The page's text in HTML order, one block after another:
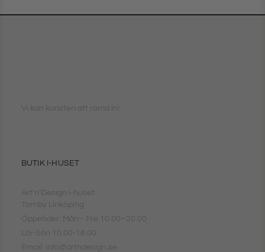
Vi kan konsten att rama in!
BUTIK I-HUSET
Art'n'Design i-huset
Tornby Linköping
Öppetider: Mån– Fre 10.00–20.00
Lör-Sön 10.00-18.00
Email: info@artndesign.se